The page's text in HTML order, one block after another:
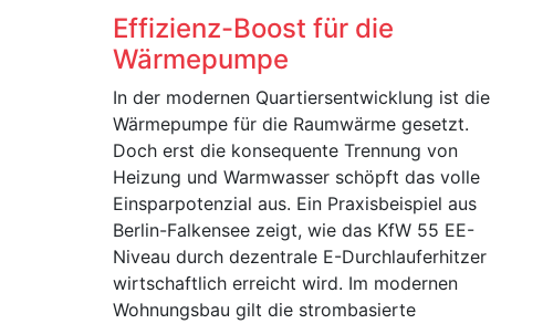
Effizienz-Boost für die
Wärmepumpe
In der modernen Quartiersentwicklung ist die
Wärmepumpe für die Raumwärme gesetzt.
Doch erst die konsequente Trennung von
Heizung und Warmwasser schöpft das volle
Einsparpotenzial aus. Ein Praxisbeispiel aus
Berlin-Falkensee zeigt, wie das KfW 55 EE-
Niveau durch dezentrale E-Durchlauferhitzer
wirtschaftlich erreicht wird. Im modernen
Wohnungsbau gilt die strombasierte